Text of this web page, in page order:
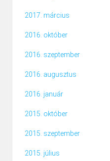
2017. március
2016. október
2016. szeptember
2016. augusztus
2016. január
2015. október
2015. szeptember
2015. július